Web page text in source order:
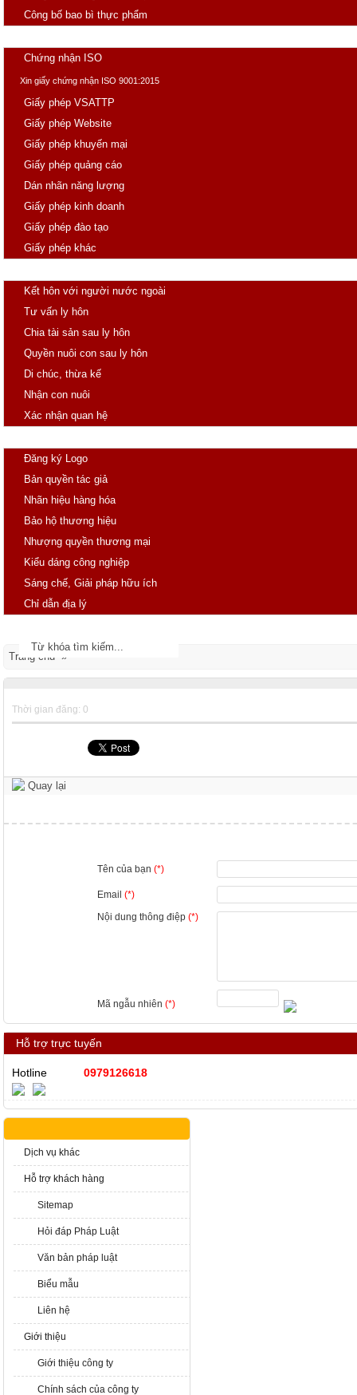
Công bố bao bì thực phẩm
Chứng nhận ISO
Xin giấy chứng nhận ISO 9001:2015
Giấy phép VSATTP
Giấy phép Website
Giấy phép khuyến mại
Giấy phép quảng cáo
Dán nhãn năng lượng
Giấy phép kinh doanh
Giấy phép đào tạo
Giấy phép khác
Kết hôn với người nước ngoài
Tư vấn ly hôn
Chia tài sản sau ly hôn
Quyền nuôi con sau ly hôn
Di chúc, thừa kế
Nhận con nuôi
Xác nhận quan hệ
Đăng ký Logo
Bản quyền tác giả
Nhãn hiệu hàng hóa
Bảo hộ thương hiệu
Nhượng quyền thương mại
Kiểu dáng công nghiệp
Sáng chế, Giải pháp hữu ích
Chỉ dẫn địa lý
Trang chủ »
Thời gian đăng: 0
Quay lại
Tên của bạn (*)
Email (*)
Nội dung thông điệp (*)
Mã ngẫu nhiên (*)
Hỗ trợ trực tuyến
Hotline 0979126618
Dịch vụ khác
Hỗ trợ khách hàng
Sitemap
Hỏi đáp Pháp Luật
Văn bản pháp luật
Biểu mẫu
Liên hệ
Giới thiệu
Giới thiệu công ty
Chính sách của công ty